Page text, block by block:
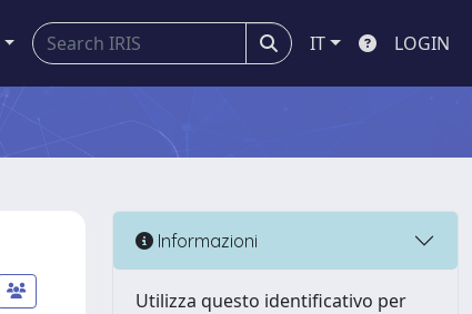
IT LOGIN
Informazioni
Utilizza questo identificativo per